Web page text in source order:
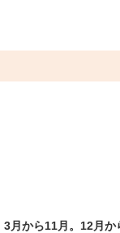
月から11月。12月